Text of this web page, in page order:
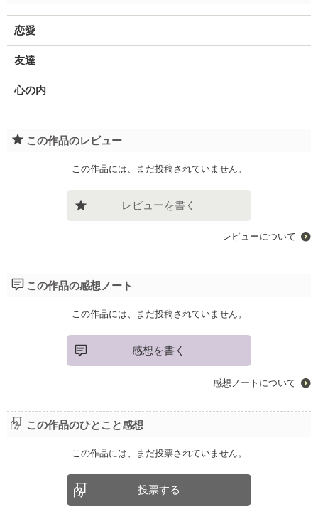
恋愛
友達
心の内
この作品のレビュー
この作品には、まだ投稿されていません。
レビューを書く
レビューについて
この作品の感想ノート
この作品には、まだ投稿されていません。
感想を書く
感想ノートについて
この作品のひとこと感想
この作品には、まだ投票されていません。
投票する